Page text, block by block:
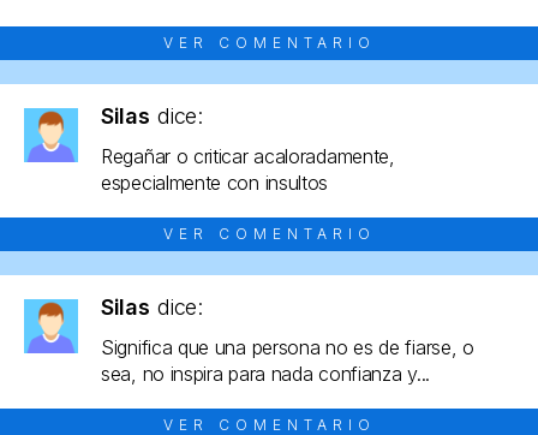
VER COMENTARIO
Silas dice:
Regañar o criticar acaloradamente,
especialmente con insultos
VER COMENTARIO
Silas dice:
Significa que una persona no es de fiarse, o
sea, no inspira para nada confianza y...
VER COMENTARIO